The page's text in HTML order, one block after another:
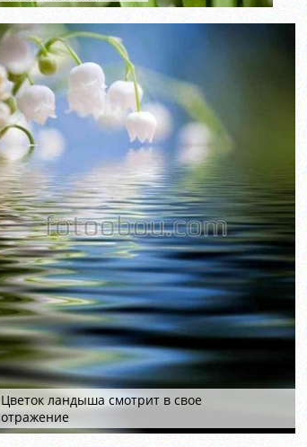
Цветок ландыша смотрит в свое
отражение